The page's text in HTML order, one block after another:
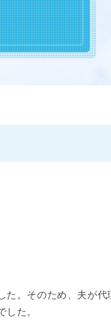
。そのため、夫が
た。